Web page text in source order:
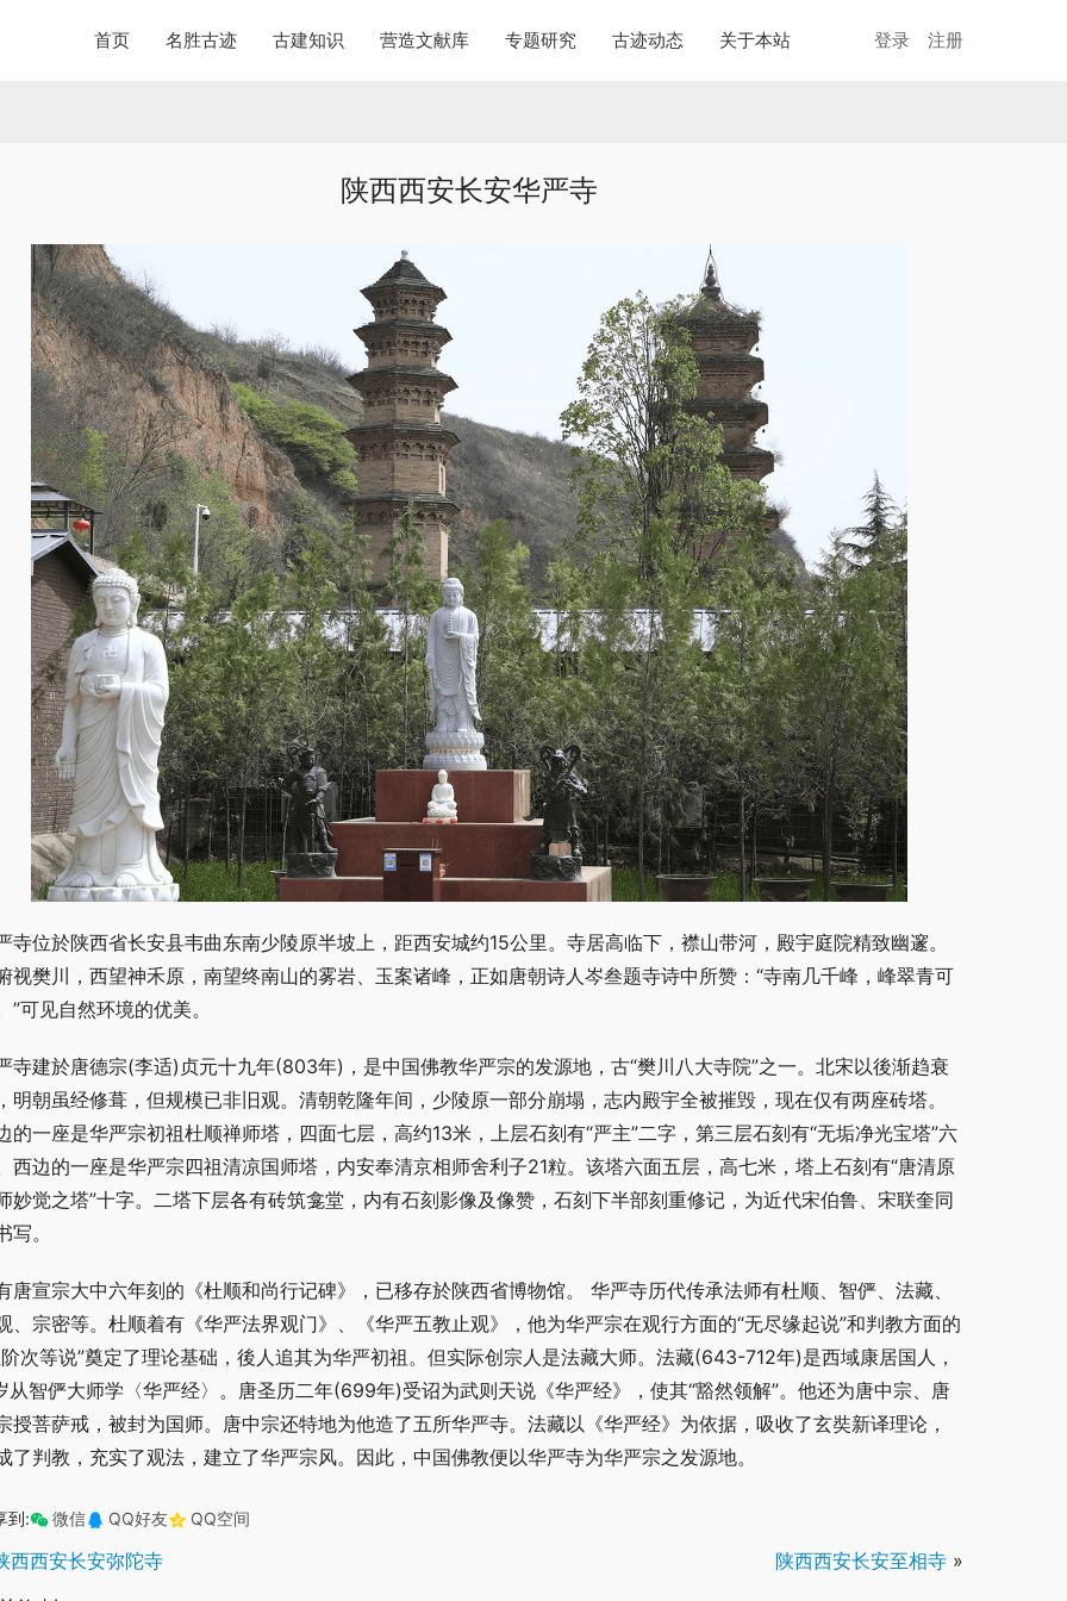
首页 名胜古迹 古建知识 营造文献库 专题研究 古迹动态 关于本站 登录 注册
陕西西安长安华严寺
寺位於陕西省长安县韦曲东南少陵原半坡上，距西安城约15公里。寺居高临下，襟山带河，殿宇庭院精致幽邃。
视樊川，西望神禾原，南望终南山的雾岩、玉案诸峰，正如唐朝诗人岑叁题寺诗中所赞：“寺南几千峰，峰翠青可
”可见自然环境的优美。
寺建於唐德宗(李适)贞元十九年(803年)，是中国佛教华严宗的发源地，古“樊川八大寺院”之一。北宋以後渐趋衰
明朝虽经修葺，但规模已非旧观。清朝乾隆年间，少陵原一部分崩塌，志内殿宇全被摧毁，现在仅有两座砖塔。
的一座是华严宗初祖杜顺禅师塔，四面七层，高约13米，上层石刻有“严主”二字，第三层石刻有“无垢净光宝塔”六
西边的一座是华严宗四祖清凉国师塔，内安奉清京相师舍利子21粒。该塔六面五层，高七米，塔上石刻有“唐清原
妙觉之塔”十字。二塔下层各有砖筑龛堂，内有石刻影像及像赞，石刻下半部刻重修记，为近代宋伯鲁、宋联奎同
写。
唐宣宗大中六年刻的《杜顺和尚行记碑》，已移存於陕西省博物馆。 华严寺历代传承法师有杜顺、智俨、法藏、
、宗密等。杜顺着有《华严法界观门》、《华严五教止观》，他为华严宗在观行方面的“无尽缘起说”和判教方面的
阶次等说”奠定了理论基础，後人追其为华严初祖。但实际创宗人是法藏大师。法藏(643-712年)是西域康居国人，
从智俨大师学〈华严经〉。唐圣历二年(699年)受诏为武则天说《华严经》，使其“豁然领解”。他还为唐中宗、唐
授菩萨戒，被封为国师。唐中宗还特地为他造了五所华严寺。法藏以《华严经》为依据，吸收了玄奘新译理论，
了判教，充实了观法，建立了华严宗风。因此，中国佛教便以华严寺为华严宗之发源地。
到: 微信 QQ好友 QQ空间
西西安长安弥陀寺 陕西西安长安至相寺 »